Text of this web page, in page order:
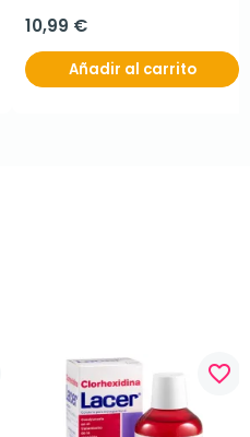
10,99 €
Añadir al carrito
favorite_border